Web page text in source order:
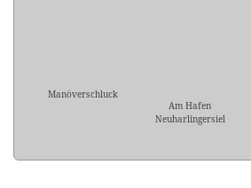
Manöverschluck
Am Hafen
Neuharlingersiel